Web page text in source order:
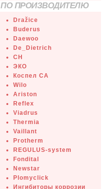
ПО ПРОИЗВОДИТЕЛЮ
Dražice
Buderus
Daewoo
De_Dietrich
СН
ЭКО
Коспел СА
Wilo
Ariston
Reflex
Viadrus
Thermia
Vaillant
Protherm
REGULUS-system
Fondital
Newstar
Plomyclick
Ингибиторы коррозии